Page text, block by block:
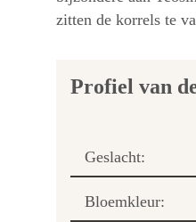
zitten de korrels te
Profiel van
Geslacht:
Bloemkleur: